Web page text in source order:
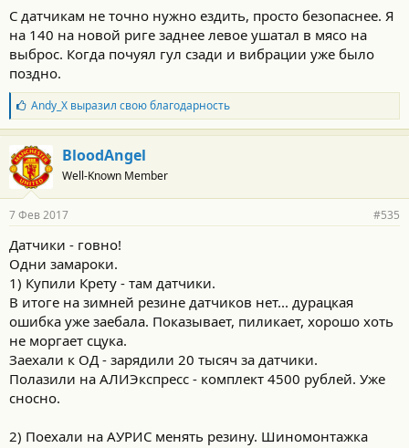
С датчикам не точно нужно ездить, просто безопаснее. Я
на 140 на новой риге заднее левое ушатал в мясо на
выброс. Когда почуял гул сзади и вибрации уже было
поздно.
Б
л
а
г
о
д
а
н
с
т
и
Andy_Xвыразил свою благодарность
BloodAngel
Well-Known Member
7 Фев 2017 #535
Датчики - говно!
Одни замароки.
1) Купили Крету - там датчики.
В итоге на зимней резине датчиков нет... дурацкая
ошибка уже заебала. Показывает, пиликает, хорошо хоть
не моргает сцука.
Заехали к ОД - зарядили 20 тысяч за датчики.
Полазили на АЛИЭкспресс - комплект 4500 рублей. Уже
сносно.
2) Поехали на АУРИС менять резину. Шиномонтажка